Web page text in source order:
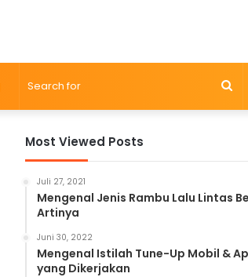
Most Viewed Posts
Juli 27, 2021
Mengenal Jenis Rambu Lalu Lintas
Artinya
Juni 30, 2022
Mengenal Istilah Tune-Up Mobil &
yang Dikerjakan